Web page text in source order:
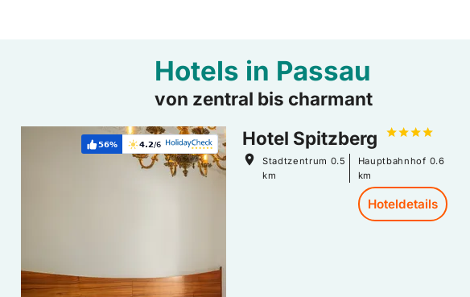
Hotels in Passau
von zentral bis charmant
Weiterempfehlung:
56% Bewertung:
4.2/6 Hotel Spitzberg
Stadtzentrum 0.5
km
Hauptbahnhof 0.6
km
Hoteldetails
Hoteldetails: Hotel Spitzberg